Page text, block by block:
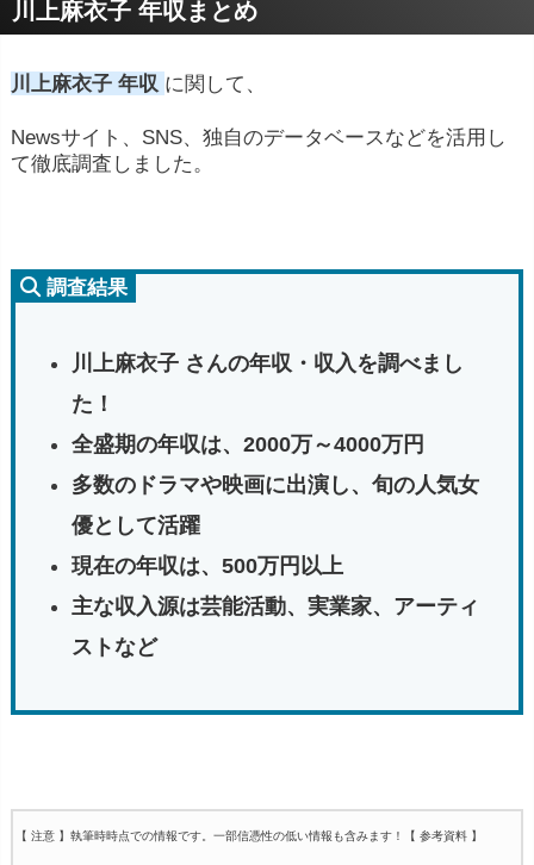
川上麻衣子 年収まとめ
川上麻衣子 年収 に関して、
Newsサイト、SNS、独自のデータベースなどを活用し
て徹底調査しました。
調査結果
川上麻衣子 さんの年収・収入を調べまし
た！
全盛期の年収は、2000万～4000万円
多数のドラマや映画に出演し、旬の人気女
優として活躍
現在の年収は、500万円以上
主な収入源は芸能活動、実業家、アーティ
ストなど
【 注意 】執筆時時点での情報です。一部信憑性の低い情報も含みます！ 【 参考資料 】